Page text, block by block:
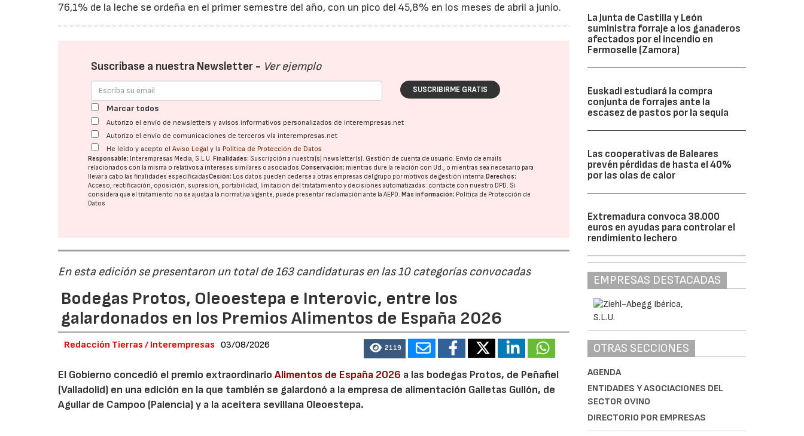
76,1% de la leche se ordeña en el primer semestre del año, con un pico del 45,8% en los meses de abril a junio.
Suscríbase a nuestra Newsletter - Ver ejemplo
SUSCRIBIRME GRATIS
Marcar todos
Autorizo el envío de newsletters y avisos informativos personalizados de interempresas.net
Autorizo el envío de comunicaciones de terceros vía interempresas.net
He leído y acepto elAviso Legal y la Política de Protección de Datos
Responsable: Interempresas Media, S.L.U.Finalidades: Suscripción a nuestra(s) newsletter(s). Gestión de cuenta de usuario. Envío de emails
relacionados con la misma o relativos a intereses similares o asociados.Conservación: mientras dure la relación con Ud., o mientras sea necesario para
llevar a cabo las finalidades especificadasCesión: Los datos pueden cederse a otras empresas del grupo por motivos de gestión interna.Derechos:
Acceso, rectificación, oposición, supresión, portabilidad, limitación del tratatamiento y decisiones automatizadas: contacte con nuestro DPD. Si
considera que el tratamiento no se ajusta a la normativa vigente, puede presentar reclamación ante laAEPD.Más información: Política de Protección de
Datos
En esta edición se presentaron un total de 163 candidaturas en las 10 categorías convocadas
Bodegas Protos, Oleoestepa e Interovic, entre los
galardonados en los Premios Alimentos de España 2026
Redacción Tierras / Interempresas 03/08/2026 2119
El Gobierno concedió el premio extraordinarioAlimentos de España 2026 a las bodegas Protos, de Peñafiel
(Valladolid) en una edición en la que también se galardonó a la empresa de alimentación Galletas Gullón, de
Aguilar de Campoo (Palencia) y a la aceitera sevillana Oleoestepa.
La Junta de Castilla y León
suministra forraje a los ganaderos
afectados por el incendio en
Fermoselle (Zamora)
Euskadi estudiará la compra
conjunta de forrajes ante la
escasez de pastos por la sequía
Las cooperativas de Baleares
prevén pérdidas de hasta el 40%
por las olas de calor
Extremadura convoca 38.000
euros en ayudas para controlar el
rendimiento lechero
EMPRESAS DESTACADAS
OTRAS SECCIONES
AGENDA
ENTIDADES Y ASOCIACIONES DEL
SECTOR OVINO
DIRECTORIO POR EMPRESAS